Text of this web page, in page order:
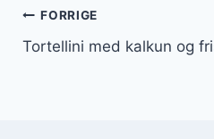
FORRIGE
Tortellini med kalkun og